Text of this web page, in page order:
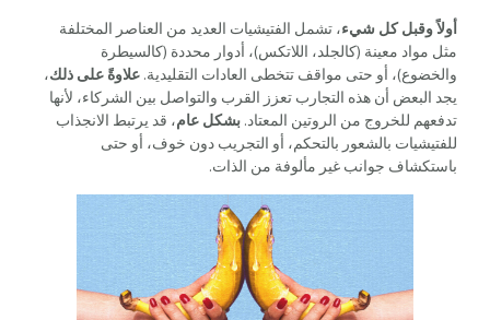
أولاً وقبل كل شيء، تشمل الفتيشيات العديد من العناصر المختلفة
مثل مواد معينة (كالجلد، اللاتكس)، أدوار محددة (كالسيطرة
والخضوع)، أو حتى مواقف تتخطى العادات التقليدية. علاوةً على ذلك،
يجد البعض أن هذه التجارب تعزز القرب والتواصل بين الشركاء، لأنها
تدفعهم للخروج من الروتين المعتاد. بشكل عام، قد يرتبط الانجذاب
للفتيشيات بالشعور بالتحكم، أو التجريب دون خوف، أو حتى
باستكشاف جوانب غير مألوفة من الذات.